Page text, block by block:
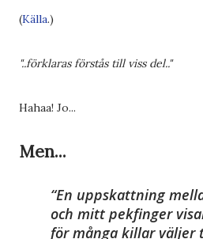
(Källa.)
"..förklaras förstås till viss del.."
Hahaa! Jo...
Men...
En uppskattning
och mitt pekfinger
för många killar väljer